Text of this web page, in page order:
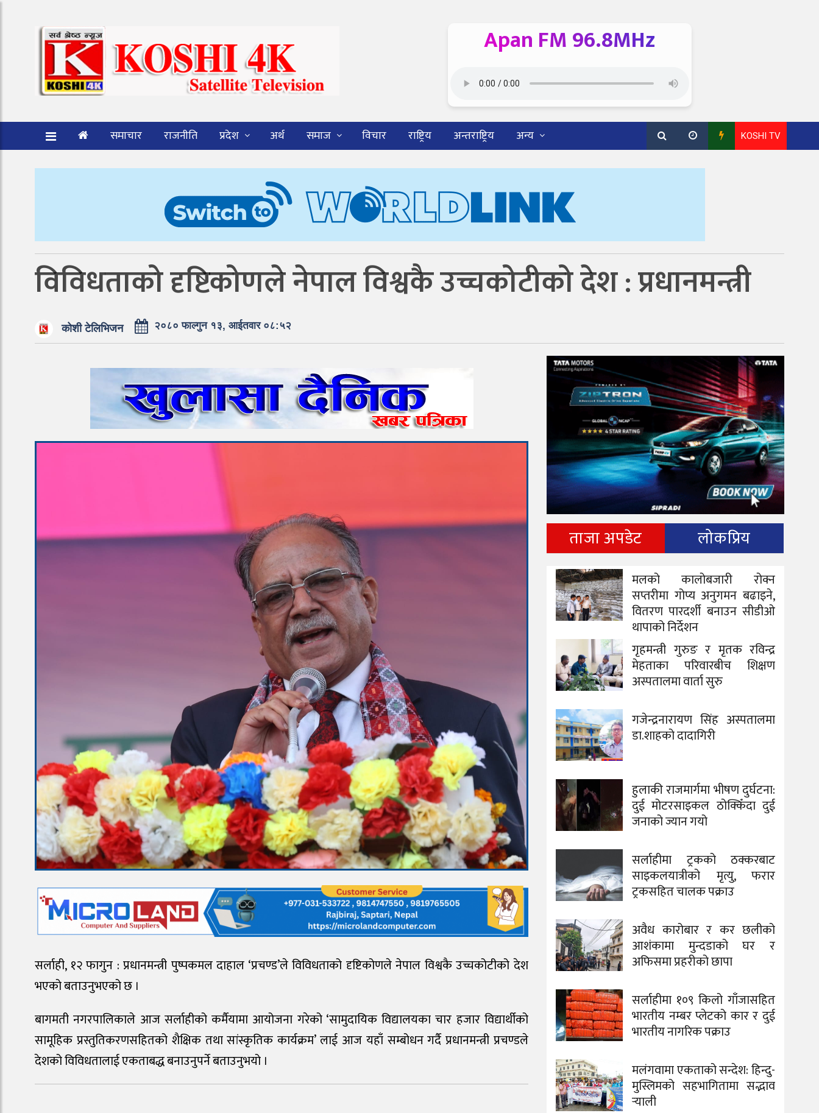
Apan FM 96.8MHz
समाचार राजनीति प्रदेश अर्थ समाज विचार राष्ट्रिय अन्तराष्ट्रिय अन्य KOSHI TV
विविधताको दृष्टिकोणले नेपाल विश्वकै उच्चकोटीको देश : प्रधानमन्त्री
कोशी टेलिभिजन २०८० फाल्गुन १३, आईतवार ०८:५२
सर्लाही, १२ फागुन : प्रधानमन्त्री पुष्पकमल दाहाल ‘प्रचण्ड’ले विविधताको दृष्टिकोणले नेपाल विश्वकै उच्चकोटीको देश
भएको बताउनुभएको छ ।
बागमती नगरपालिकाले आज सर्लाहीको कर्मैयामा आयोजना गरेको ‘सामुदायिक विद्यालयका चार हजार विद्यार्थीको
सामूहिक प्रस्तुतिकरणसहितको शैक्षिक तथा सांस्कृतिक कार्यक्रम’ लाई आज यहाँ सम्बोधन गर्दै प्रधानमन्त्री प्रचण्डले
देशको विविधतालाई एकताबद्ध बनाउनुपर्ने बताउनुभयो ।
ताजा अपडेट लोकप्रिय
मलको कालोबजारी रोक्न
सप्तरीमा गोप्य अनुगमन बढाइने,
वितरण पारदर्शी बनाउन सीडीओ
थापाको निर्देशन
गृहमन्त्री गुरुङ र मृतक रविन्द्र
मेहताका परिवारबीच शिक्षण
अस्पतालमा वार्ता सुरु
गजेन्द्रनारायण सिंह अस्पतालमा
डा.शाहको दादागिरी
हुलाकी राजमार्गमा भीषण दुर्घटना:
दुई मोटरसाइकल ठोक्किँदा दुई
जनाको ज्यान गयो
सर्लाहीमा ट्रकको ठक्करबाट
साइकलयात्रीको मृत्यु, फरार
ट्रकसहित चालक पक्राउ
अवैध कारोबार र कर छलीको
आशंकामा मुन्दडाको घर र
अफिसमा प्रहरीको छापा
सर्लाहीमा १०९ किलो गाँजासहित
भारतीय नम्बर प्लेटको कार र दुई
भारतीय नागरिक पक्राउ
मलंगवामा एकताको सन्देश: हिन्दु-
मुस्लिमको सहभागितामा सद्भाव
र्‍याली